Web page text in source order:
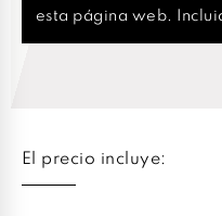
esta página web.
El precio incluye: